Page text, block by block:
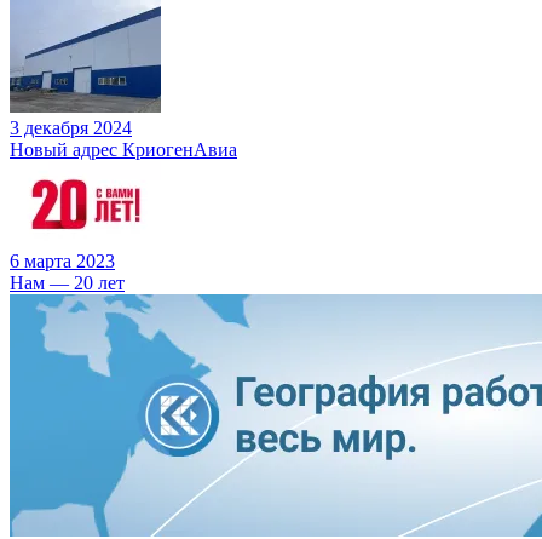
3 декабря 2024
Новый адрес КриогенАвиа
6 марта 2023
Нам — 20 лет